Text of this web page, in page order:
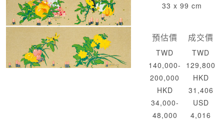
33 x 99 cm
預估價
TWD
140,000-
200,000
HKD
34,000-
48,000
成交價
TWD
129,800
HKD
31,406
USD
4,016